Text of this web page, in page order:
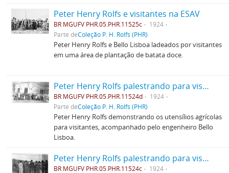
Peter Henry Rolfs e visitantes na ESAV
BR MGUFV PHR.05.PHR.11525c
1924
Parte deColeção P. H. Rolfs (PHR)
Peter Henry Rolfs e Bello Lisboa ladeados por visitantes
em uma área de plantação de batata doce.
Peter Henry Rolfs palestrando para visitantes
BR MGUFV PHR.05.PHR.11524d
1924
Parte deColeção P. H. Rolfs (PHR)
Peter Henry Rolfs demonstrando os utensílios agrícolas
para visitantes, acompanhado pelo engenheiro Bello
Lisboa.
Peter Henry Rolfs palestrando para visitantes
BR MGUFV PHR.05.PHR.11524c
1924